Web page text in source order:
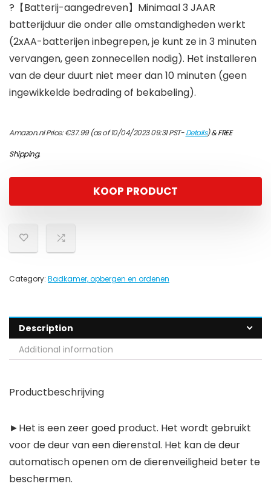
?【Batterij-aangedreven】Minimaal 3 JAAR
batterijduur die onder alle omstandigheden werkt
(2xAA-batterijen inbegrepen, je kunt ze in 3 minuten
vervangen, geen zonnecellen nodig). Het installeren
van de deur duurt niet meer dan 10 minuten (geen
ingewikkelde bedrading of bekabeling).
Amazon.nl Price:€37.99(as of 10/04/2023 09:31 PST-Details)&FREE
Shipping.
KOOP PRODUCT
Category: Badkamer, opbergen en ordenen
Description
Additional information
Productbeschrijving
►Het is een zeer goed product. Het wordt gebruikt
voor de deur van een dierenstal. Het kan de deur
automatisch openen om de dierenveiligheid beter te
beschermen.